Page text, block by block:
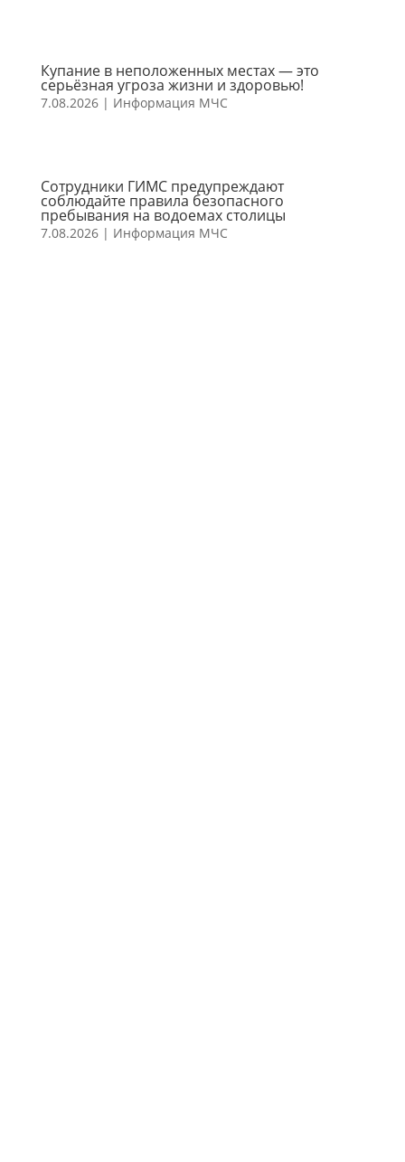
Купание в неположенных местах — это
серьёзная угроза жизни и здоровью!
7.08.2026| Информация МЧС
Сотрудники ГИМС предупреждают
соблюдайте правила безопасного
пребывания на водоемах столицы
7.08.2026| Информация МЧС